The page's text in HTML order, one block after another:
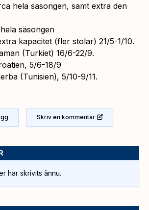
hela säsongen, samt extra den
säsongen
kapacitet (fler stolar) 21/5-1/10.
(Turkiet) 16/6-22/9.
5/6-18/9
(Tunisien), 5/10-9/11.
Skriv en kommentar
har skrivits ännu.